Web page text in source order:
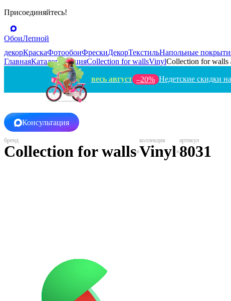
Присоединяйтесь!
ОбоиЛепной
декорКраскаФотообоиФрескиДекорТекстильНапольные
ГлавнаяКаталогШвецияCollection for wallsVinylCollection for walls
весь август –20% Недетские скидки
Консультация
Collection for wallsVinyl8031